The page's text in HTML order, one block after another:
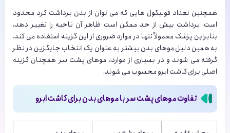
همچنین تعداد فولیکول هایی که می توان از بدن برداشت کرد محدود
است. برداشت بیش از حد ممکن است ظاهر آن ناحیه را تغییر دهد،
بنابراین پزشک معمولاً تنها در موارد ضروری از این گزینه استفاده می کند.
به همین دلیل موهای بدن بیشتر به عنوان یک انتخاب جایگزین در نظر
گرفته می شوند و در بسیاری از موارد، موهای پشت سر همچنان گزینه
اصلی برای کاشت ابرو محسوب می شوند.
تفاوت موهای پشت سر با موهای بدن برای کاشت ابرو